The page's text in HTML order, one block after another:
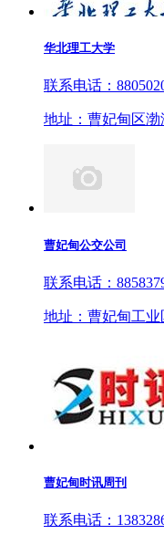
华北理工大学
联系电话：
地址：曹妃甸区渤
曹妃甸公交公司
联系电话：
地址：曹妃甸工
曹妃甸时讯周刊
联系电话：